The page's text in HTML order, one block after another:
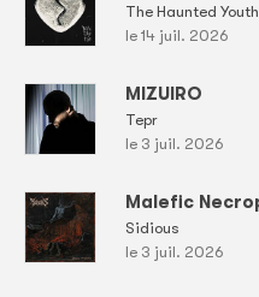
The Haunted Youth
le 14 juil. 2026
MIZUIRO
Tepr
le 3 juil. 2026
Malefic
Sidious
le 3 juil. 2026